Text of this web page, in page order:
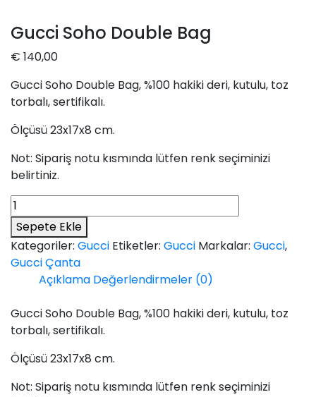
Gucci Soho Double Bag
€ 140,00
Gucci Soho Double Bag, %100 hakiki deri, kutulu, toz
torbalı, sertifikalı.
Ölçüsü 23x17x8 cm.
Not: Sipariş notu kısmında lütfen renk seçiminizi
belirtiniz.
Gucci
Soho
Double
Bag
adet
Sepete Ekle
Kategoriler: Gucci Etiketler: Gucci Markalar: Gucci,
Gucci Çanta
Açıklama Değerlendirmeler (0)
Gucci Soho Double Bag, %100 hakiki deri, kutulu, toz
torbalı, sertifikalı.
Ölçüsü 23x17x8 cm.
Not: Sipariş notu kısmında lütfen renk seçiminizi